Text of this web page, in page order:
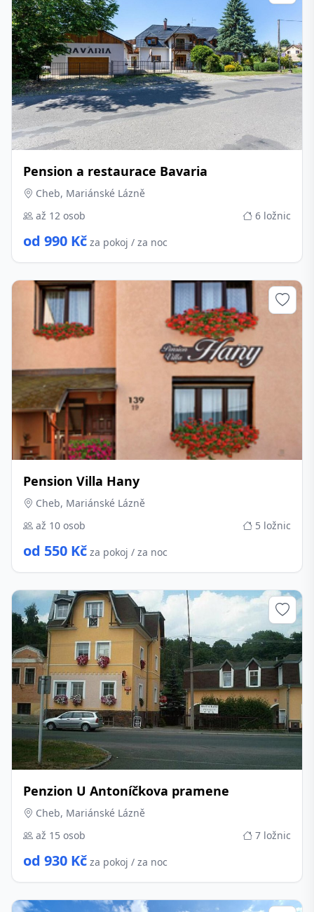
Pension a restaurace Bavaria
Cheb, Mariánské Lázně
až 12 osob
6 ložnic
od 990 Kč za pokoj / za noc
Pension Villa Hany
Cheb, Mariánské Lázně
až 10 osob
5 ložnic
od 550 Kč za pokoj / za noc
Penzion U Antoníčkova pramene
Cheb, Mariánské Lázně
až 15 osob
7 ložnic
od 930 Kč za pokoj / za noc